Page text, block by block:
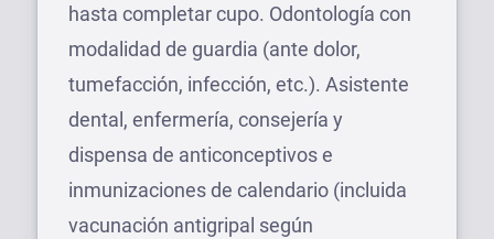
hasta completar cupo. Odontología con
modalidad de guardia (ante dolor,
tumefacción, infección, etc.). Asistente
dental, enfermería, consejería y
dispensa de anticonceptivos e
inmunizaciones de calendario (incluida
vacunación antigripal según